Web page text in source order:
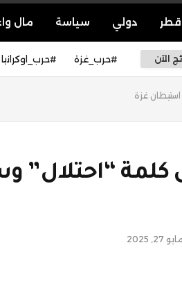
قطر دولي سياسة مال
الآن #حرب_غزة #حرب_اوكرانيا
غزة
“احتلال”
مايو 27, 2025